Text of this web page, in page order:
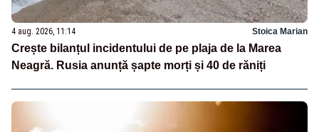
4 aug. 2026, 11:14 Stoica Marian
Crește bilanțul incidentului de pe plaja de la Marea
Neagră. Rusia anunță șapte morți și 40 de răniți